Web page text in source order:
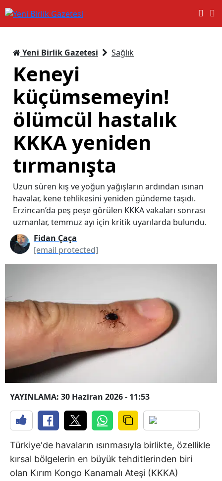
Yeni Birlik Gazetesi Sağlık
Keneyi
küçümsemeyin!
ölümcül hastalık
KKKA yeniden
tırmanışta
Uzun süren kış ve yoğun yağışların ardından ısınan
havalar, kene tehlikesini yeniden gündeme taşıdı.
Erzincan’da peş peşe görülen KKKA vakaları sonrası
uzmanlar, temmuz ayı için kritik uyarılarda bulundu.
Fidan Çaça
[email protected]
YAYINLAMA: 30 Haziran 2026 - 11:53
Türkiye'de havaların ısınmasıyla birlikte, özellikle
kırsal bölgelerin en büyük tehditlerinden biri
olan Kırım Kongo Kanamalı Ateşi (KKKA)